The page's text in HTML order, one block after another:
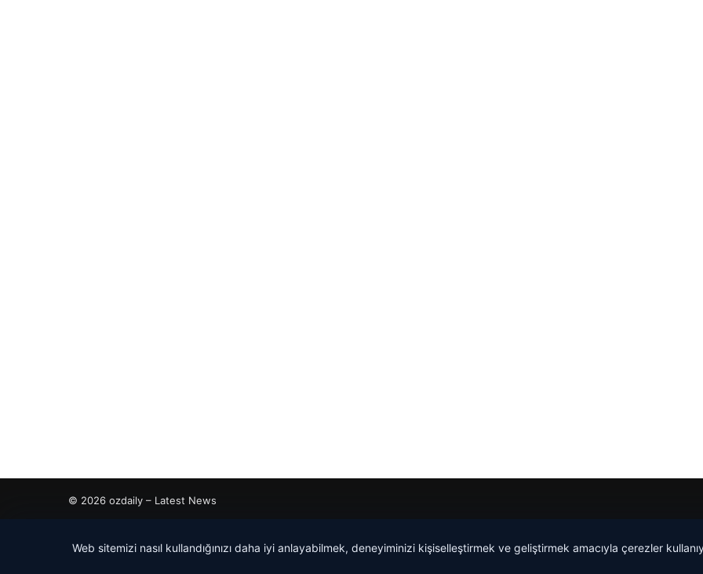
© 2026 ozdaily – Latest News
Web sitemizi nasıl kullandığınızı daha iyi anlayabilmek, deneyiminizi kişiselleştirmek ve geliştirmek amacıyla çerezler